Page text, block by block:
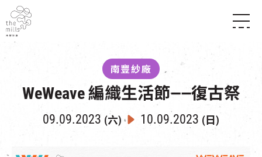
媒體中心
南豐店堂
商店
餐飲
所有活動
南豐紗廠
WeWeave 編織生活節——復古祭
09.09.2023 (六) 10.09.2023 (日)